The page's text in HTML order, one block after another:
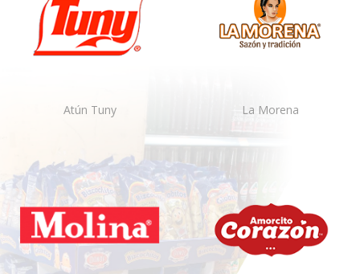
Atún Tuny La Morena